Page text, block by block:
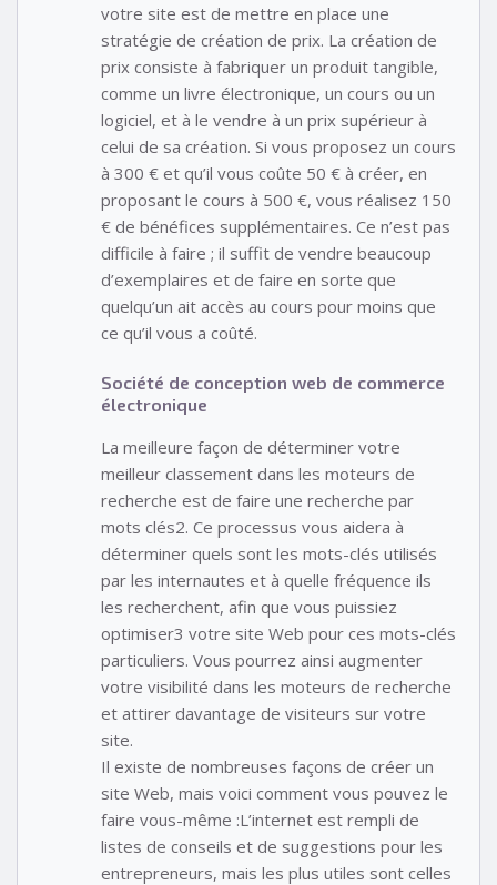
votre site est de mettre en place une
stratégie de création de prix. La création de
prix consiste à fabriquer un produit tangible,
comme un livre électronique, un cours ou un
logiciel, et à le vendre à un prix supérieur à
celui de sa création. Si vous proposez un cours
à 300 € et qu’il vous coûte 50 € à créer, en
proposant le cours à 500 €, vous réalisez 150
€ de bénéfices supplémentaires. Ce n’est pas
difficile à faire ; il suffit de vendre beaucoup
d’exemplaires et de faire en sorte que
quelqu’un ait accès au cours pour moins que
ce qu’il vous a coûté.
Société de conception web de commerce
électronique
La meilleure façon de déterminer votre
meilleur classement dans les moteurs de
recherche est de faire une recherche par
mots clés2. Ce processus vous aidera à
déterminer quels sont les mots-clés utilisés
par les internautes et à quelle fréquence ils
les recherchent, afin que vous puissiez
optimiser3 votre site Web pour ces mots-clés
particuliers. Vous pourrez ainsi augmenter
votre visibilité dans les moteurs de recherche
et attirer davantage de visiteurs sur votre
site.
Il existe de nombreuses façons de créer un
site Web, mais voici comment vous pouvez le
faire vous-même :L’internet est rempli de
listes de conseils et de suggestions pour les
entrepreneurs, mais les plus utiles sont celles